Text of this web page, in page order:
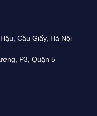
Cầu Giấy, Hà Nội
P3, Quận 5